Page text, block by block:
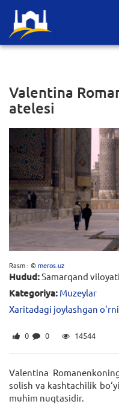
Valentina
atelesi
Rasm : ©meros.uz
Hudud:Samarqand viloyati
Kategoriya: Muzeylar
Xaritadagi joylashgan o'rni
0 0 14544
Valentina
solish va kashtachilik
muhim nuqtasidir.